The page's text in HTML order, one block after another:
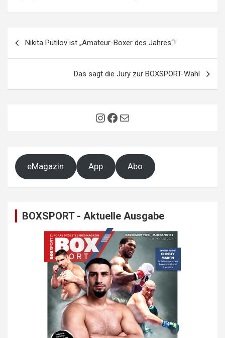
Nikita Putilov ist „Amateur-Boxer des Jahres“!
Das sagt die Jury zur BOXSPORT-Wahl
Instagram
Facebook
E-Mail
eMagazin App Abo
BOXSPORT - Aktuelle Ausgabe